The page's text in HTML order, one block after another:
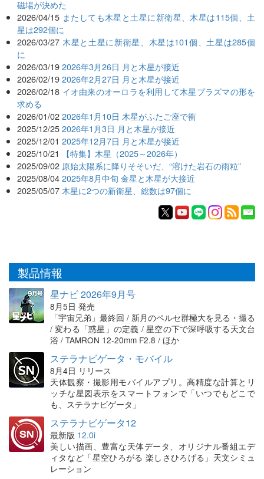
磁場が決めた
2026/04/15 またしても木星と土星に新衛星、木星は115個、土
星は292個に
2026/03/27 木星と土星に新衛星、木星は101個、土星は285個
に
2026/03/19 2026年3月26日 月と木星が接近
2026/02/19 2026年2月27日 月と木星が接近
2026/02/18 イオ由来のオーロラを利用して木星プラズマの形を
求める
2026/01/02 2026年1月10日 木星がふたご座で衝
2025/12/25 2026年1月3日 月と木星が接近
2025/12/01 2025年12月7日 月と木星が接近
2025/10/21
【特集】木星（2025～2026年）
2025/09/02 原始太陽系に降りそそいだ、“溶けた岩石の雨粒”
2025/08/04 2025年8月中旬 金星と木星が大接近
2025/05/07 木星に2つの新衛星、総数は97個に
製品情報
星ナビ 2026年9月号
8月5日 発売
「宇宙兄弟」最終回 / 新月のペルセ群極大を見る・撮る
/ 変わる「惑星」の定義 / 星空の下で深呼吸する天文台
浴 / TAMRON 12-20mm F2.8 / ほか
ステラナビゲータ・モバイル
8月4日 リリース
天体観察・撮影用モバイルアプリ。高精度な計算とリ
ッチな星図表示をスマートフォンで「いつでもどこで
も、ステラナビゲータ」
ステラナビゲータ12
最新版 12.0i
美しい描画、豊富な天体データ、オリジナル番組エデ
ィタなど「星空ひろがる 楽しさひろげる」天文シミュ
レーション